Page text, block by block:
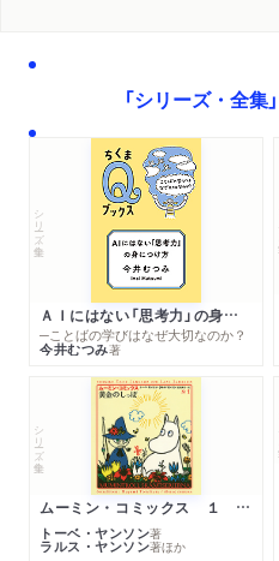
「シリーズ・全集
シリーズ・全集
ＡＩにはない「思考力」の身につけ方
─ことばの学びはなぜ大切なのか？
今井むつみ著
シリーズ・全集
ムーミン・コミックス １ 黄金のしっぽ
トーベ・ヤンソン著
ラルス・ヤンソン著ほか